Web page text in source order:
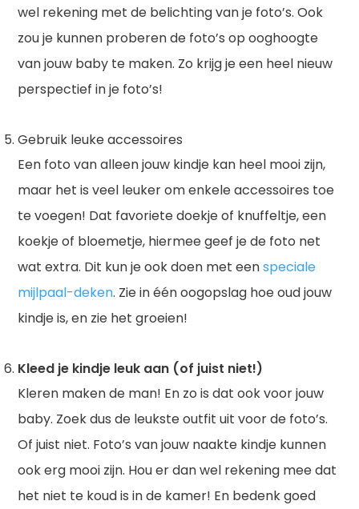
wel rekening met de belichting van je foto’s. Ook
zou je kunnen proberen de foto’s op ooghoogte
van jouw baby te maken. Zo krijg je een heel nieuw
perspectief in je foto’s!
Gebruik leuke accessoires
Een foto van alleen jouw kindje kan heel mooi zijn,
maar het is veel leuker om enkele accessoires toe
te voegen! Dat favoriete doekje of knuffeltje, een
koekje of bloemetje, hiermee geef je de foto net
wat extra. Dit kun je ook doen met eenspeciale
mijlpaal-deken. Zie in één oogopslag hoe oud jouw
kindje is, en zie het groeien!
Kleed je kindje leuk aan (of juist niet!)
Kleren maken de man! En zo is dat ook voor jouw
baby. Zoek dus de leukste outfit uit voor de foto’s.
Of juist niet. Foto’s van jouw naakte kindje kunnen
ook erg mooi zijn. Hou er dan wel rekening mee dat
het niet te koud is in de kamer! En bedenk goed